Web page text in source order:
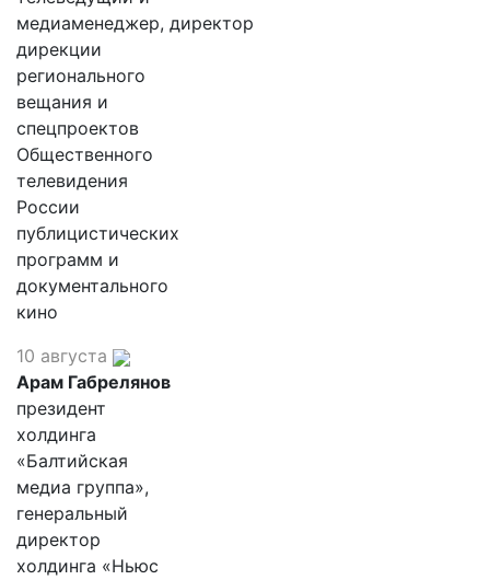
медиаменеджер, директор
дирекции
регионального
вещания и
спецпроектов
Общественного
телевидения
России
публицистических
программ и
документального
кино
10 августа
Арам Габрелянов
президент
холдинга
«Балтийская
медиа группа»,
генеральный
директор
холдинга «Ньюс